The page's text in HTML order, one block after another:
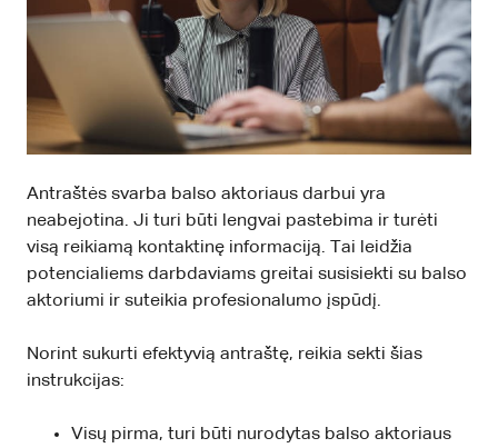
Antraštės svarba balso aktoriaus darbui yra
neabejotina. Ji turi būti lengvai pastebima ir turėti
visą reikiamą kontaktinę informaciją. Tai leidžia
potencialiems darbdaviams greitai susisiekti su balso
aktoriumi ir suteikia profesionalumo įspūdį.
Norint sukurti efektyvią antraštę, reikia sekti šias
instrukcijas:
Visų pirma, turi būti nurodytas balso aktoriaus